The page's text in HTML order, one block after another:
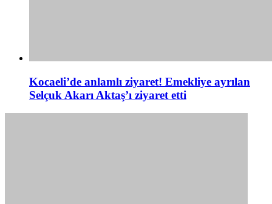
Kocaeli’de anlamlı ziyaret! Emekliye ayrılan
Selçuk Akarı Aktaş’ı ziyaret etti